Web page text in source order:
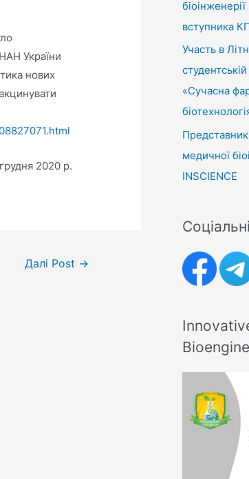
України
нових
2020 р.
Далі Post →
вступника
Участь в
«Сучасна
медичної
INSCIENCE